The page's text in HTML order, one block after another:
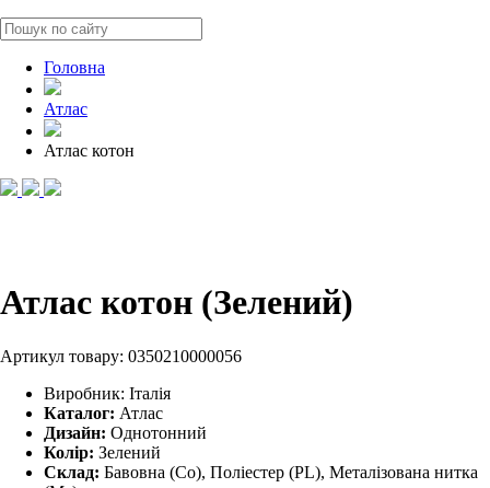
Головна
Атлас
Атлас котон
Атлас котон (Зелений)
Артикул товару: 0350210000056
Виробник: Італія
Каталог: Атлас
Дизайн: Однотонний
Колір: Зелений
Склад: Бавовна (Co), Поліестер (PL), Металізована нитка